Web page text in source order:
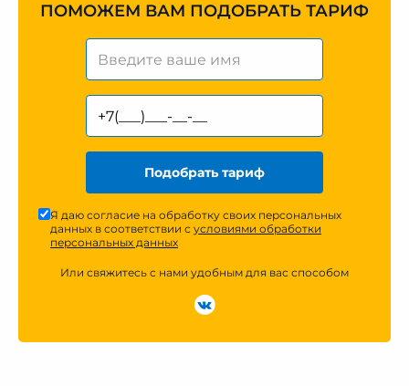
ПОМОЖЕМ ВАМ ПОДОБРАТЬ ТАРИФ
Подобрать тариф
Я даю согласие на обработку своих персональных
данных в соответствии с условиями обработки
персональных данных
Или свяжитесь с нами удобным для вас способом